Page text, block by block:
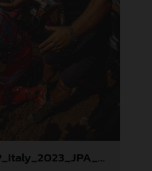
66125_Prado_Champ_18_MXGP_Italy_2023_JPA_22A0624